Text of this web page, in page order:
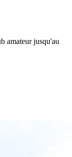
amateur jusqu'au